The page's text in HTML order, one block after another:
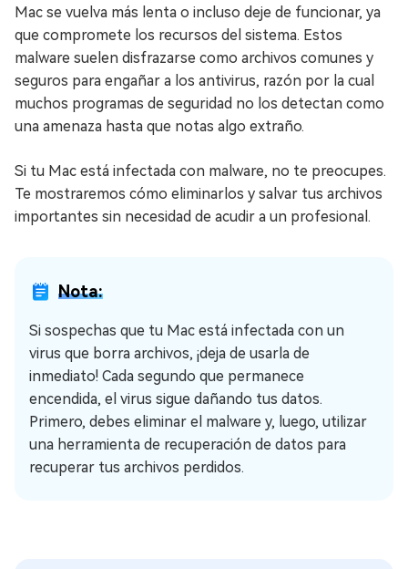
Mac se vuelva más lenta o incluso deje de funcionar, ya
que compromete los recursos del sistema. Estos
malware suelen disfrazarse como archivos comunes y
seguros para engañar a los antivirus, razón por la cual
muchos programas de seguridad no los detectan como
una amenaza hasta que notas algo extraño.
Si tu Mac está infectada con malware, no te preocupes.
Te mostraremos cómo eliminarlos y salvar tus archivos
importantes sin necesidad de acudir a un profesional.
Nota:
Si sospechas que tu Mac está infectada con un
virus que borra archivos, ¡deja de usarla de
inmediato! Cada segundo que permanece
encendida, el virus sigue dañando tus datos.
Primero, debes eliminar el malware y, luego, utilizar
una herramienta de recuperación de datos para
recuperar tus archivos perdidos.